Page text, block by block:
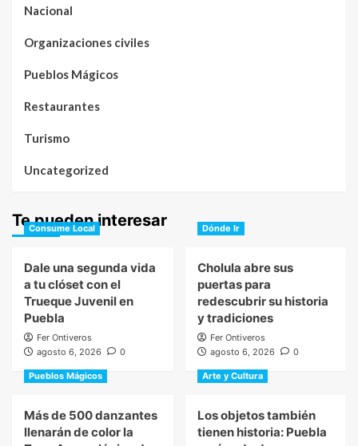
Nacional
Organizaciones civiles
Pueblos Mágicos
Restaurantes
Turismo
Uncategorized
Te pueden interesar
Consume Local
Dale una segunda vida
a tu clóset con el
Trueque Juvenil en
Puebla
Fer Ontiveros
agosto 6, 2026
0
Dónde Ir
Cholula abre sus
puertas para
redescubrir su historia
y tradiciones
Fer Ontiveros
agosto 6, 2026
0
Pueblos Mágicos
Más de 500 danzantes
llenarán de color la
Arte y Cultura
Los objetos también
tienen historia: Puebla